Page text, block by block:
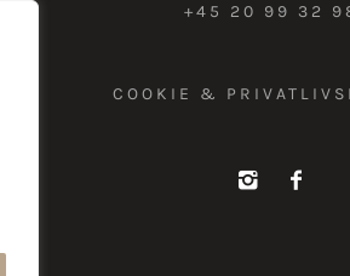
+45 20 99 32
COOKIE &